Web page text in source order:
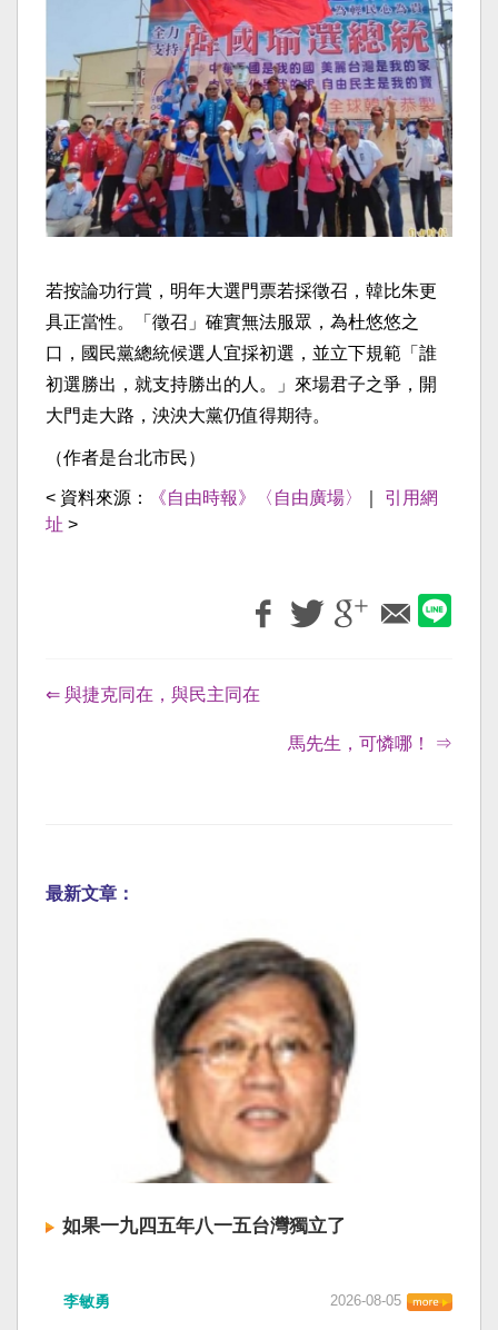
若按論功行賞，明年大選門票若採徵召，韓比朱更
具正當性。「徵召」確實無法服眾，為杜悠悠之
口，國民黨總統候選人宜採初選，並立下規範「誰
初選勝出，就支持勝出的人。」來場君子之爭，開
大門走大路，泱泱大黨仍值得期待。
（作者是台北市民）
< 資料來源： 《自由時報》〈自由廣場〉
引用網
址 >
⇐ 與捷克同在，與民主同在
馬先生，可憐哪！ ⇒
最新文章：
如果一九四五年八一五台灣獨立了
李敏勇 2026-08-05